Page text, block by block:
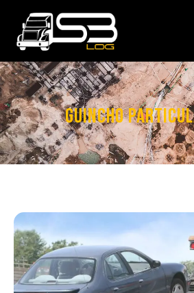
GUINCHO